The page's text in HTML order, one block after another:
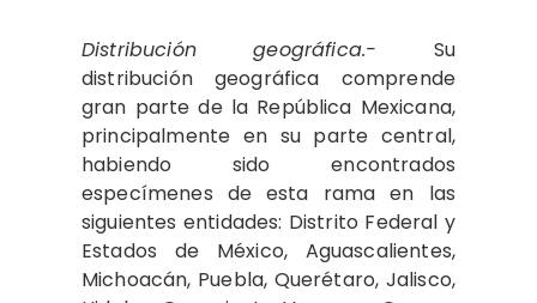
Distribución geográfica.- Su
distribución geográfica comprende
gran parte de la República Mexicana,
principalmente en su parte central,
habiendo sido encontrados
especímenes de esta rama en las
siguientes entidades: Distrito Federal y
Estados de México, Aguascalientes,
Michoacán, Puebla, Querétaro, Jalisco,